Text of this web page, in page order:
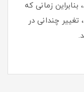
زمانی که
چندانی در